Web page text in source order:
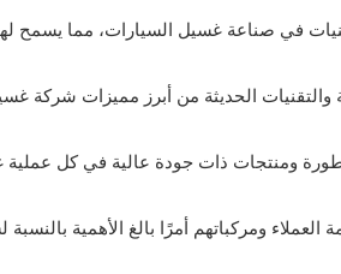
في صناعة غسيل السيارات، مما يسمح
والتقنيات الحديثة من أبرز مميزات شركة
ومنتجات ذات جودة عالية في كل عملية
العملاء ومركباتهم أمرًا بالغ الأهمية